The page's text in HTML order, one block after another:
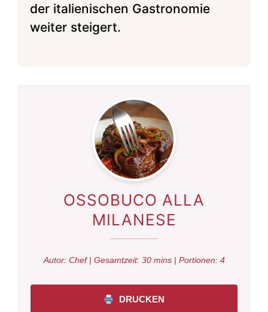
der italienischen Gastronomie
weiter steigert.
OSSOBUCO ALLA
MILANESE
Autor: Chef| Gesamtzeit: 30 mins| Portionen: 4
DRUCKEN